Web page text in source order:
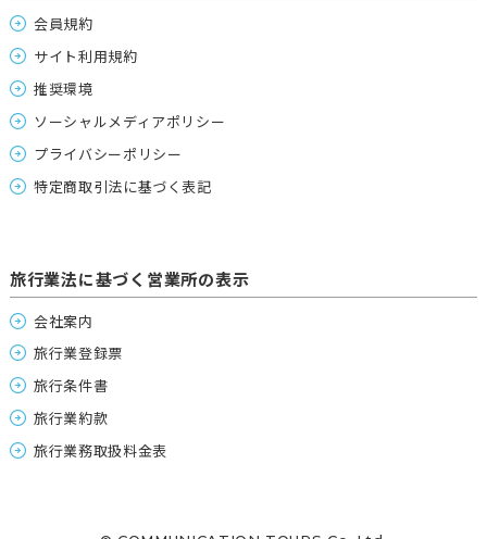
会員規約
サイト利用規約
推奨環境
ソーシャルメディアポリシー
プライバシーポリシー
特定商取引法に基づく表記
旅行業法に基づく営業所の表示
会社案内
旅行業登録票
旅行条件書
旅行業約款
旅行業務取扱料金表